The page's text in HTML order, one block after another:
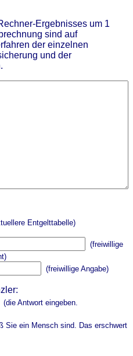
Ergebnisses um 1
sind auf
der einzelnen
und der
Entgelttabelle)
(freiwillige
(freiwillige Angabe)
(die Antwort eingeben.
Sie ein Mensch sind. Das erschwert